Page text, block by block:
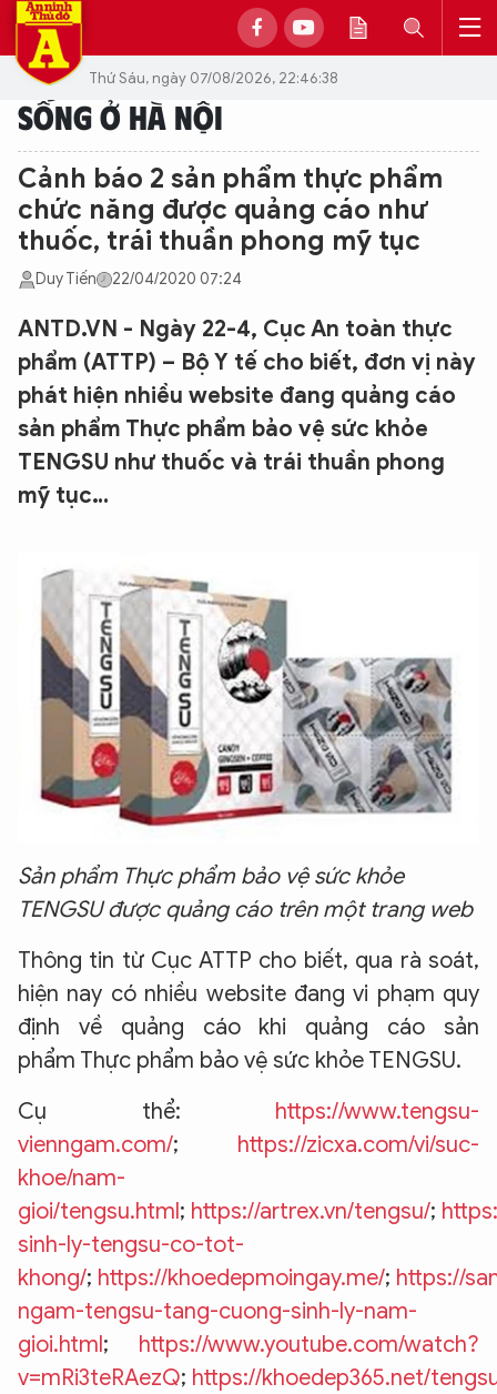
Thứ Sáu, ngày 07/08/2026, 22:46:38
SỐNG Ở HÀ NỘI
Cảnh báo 2 sản phẩm thực phẩm
chức năng được quảng cáo như
thuốc, trái thuần phong mỹ tục
Duy Tiến 22/04/2020 07:24
ANTD.VN - Ngày 22-4, Cục An toàn thực
phẩm (ATTP) – Bộ Y tế cho biết, đơn vị này
phát hiện nhiều website đang quảng cáo
sản phẩm Thực phẩm bảo vệ sức khỏe
TENGSU như thuốc và trái thuần phong
mỹ tục…
Sảnphẩm Thực phẩm bảo vệ sức khỏe
TENGSU được quảng cáo trên một trang web
Thông tin từ Cục ATTP cho biết, qua rà soát,
hiện nay có nhiều website đang vi phạm quy
định về quảng cáo khi quảng cáo sản
phẩm Thực phẩm bảo vệ sức khỏe TENGSU.
Cụ thể: https://www.tengsu-
vienngam.com/; https://zicxa.com/vi/suc-
khoe/nam-
gioi/tengsu.html; https://artrex.vn/tengsu/;
sinh-ly-tengsu-co-tot-
khong/; https://khoedepmoingay.me/; https://
ngam-tengsu-tang-cuong-sinh-ly-nam-
gioi.html; https://www.youtube.com/watch?
v=mRi3teRAezQ; https://khoedep365.net/